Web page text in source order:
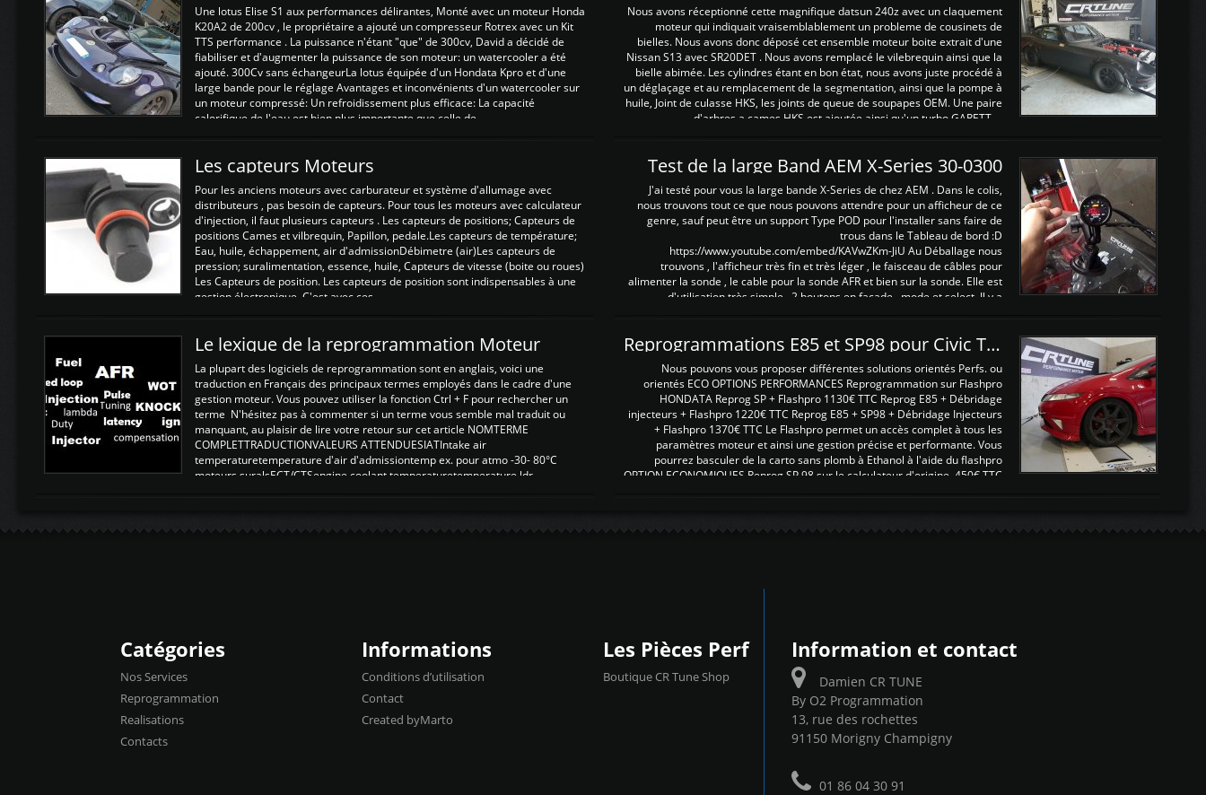
Une lotus Elise S1 aux performances délirantes, Monté avec un moteur Honda
K20A2 de 200cv , le propriétaire a ajouté un compresseur Rotrex avec un Kit
TTS performance . La puissance n'étant "que" de 300cv, David a décidé de
fiabiliser et d'augmenter la puissance de son moteur: un watercooler a été
ajouté. 300Cv sans échangeurLa lotus équipée d'un Hondata Kpro et d'une
large bande pour le réglage Avantages et inconvénients d'un watercooler sur
un moteur compressé: Un refroidissement plus efficace: La capacité
calorifique de l'eau est bien plus importante que celle de ...
Nous avons réceptionné cette magnifique datsun 240z avec un claquement
moteur qui indiquait vraisemblablement un probleme de cousinets de
bielles. Nous avons donc déposé cet ensemble moteur boite extrait d'une
Nissan S13 avec SR20DET . Nous avons remplacé le vilebrequin ainsi que la
bielle abimée. Les cylindres étant en bon état, nous avons juste procédé à
un déglaçage et au remplacement de la segmentation, ainsi que la pompe à
huile, Joint de culasse HKS, les joints de queue de soupapes OEM. Une paire
d'arbres a cames HKS est ajoutée ainsi qu'un turbo GARETT ...
Les capteurs Moteurs
Pour les anciens moteurs avec carburateur et système d'allumage avec
distributeurs , pas besoin de capteurs. Pour tous les moteurs avec calculateur
d'injection, il faut plusieurs capteurs . Les capteurs de positions; Capteurs de
positions Cames et vilbrequin, Papillon, pedale.Les capteurs de température;
Eau, huile, échappement, air d'admissionDébimetre (air)Les capteurs de
pression; suralimentation, essence, huile, Capteurs de vitesse (boite ou roues)
Les Capteurs de position. Les capteurs de position sont indispensables à une
gestion électronique. C'est avec ces ...
Test de la large Band AEM X-Series 30-0300
J'ai testé pour vous la large bande X-Series de chez AEM . Dans le colis,
nous trouvons tout ce que nous pouvons attendre pour un afficheur de ce
genre, sauf peut être un support Type POD pour l'installer sans faire de
trous dans le Tableau de bord :D
https://www.youtube.com/embed/KAVwZKm-JiU Au Déballage nous
trouvons , l'afficheur très fin et très léger , le faisceau de câbles pour
alimenter la sonde , le cable pour la sonde AFR et bien sur la sonde. Elle est
d'utilisation très simple , 2 boutons en façade , mode et select. Il y a
Le lexique de la reprogrammation Moteur
La plupart des logiciels de reprogrammation sont en anglais, voici une
traduction en Français des principaux termes employés dans le cadre d'une
gestion moteur. Vous pouvez utiliser la fonction Ctrl + F pour rechercher un
terme N'hésitez pas à commenter si un terme vous semble mal traduit ou
manquant, au plaisir de lire votre retour sur cet article NOMTERME
COMPLETTRADUCTIONVALEURS ATTENDUESIATIntake air
temperaturetemperature d'air d'admissiontemp ex. pour atmo -30- 80°C
moteurs suralsECT/CTSengine coolant temperaturetemperature ldr
Reprogrammations E85 et SP98 pour Civic Type R FN2
Nous pouvons vous proposer différentes solutions orientés Perfs. ou
orientés ECO OPTIONS PERFORMANCES Reprogrammation sur Flashpro
HONDATA Reprog SP + Flashpro 1130€ TTC Reprog E85 + Débridage
injecteurs + Flashpro 1220€ TTC Reprog E85 + SP98 + Débridage Injecteurs
+ Flashpro 1370€ TTC Le Flashpro permet un accès complet à tous les
paramètres moteur et ainsi une gestion précise et performante. Vous
pourrez basculer de la carto sans plomb à Ethanol à l'aide du flashpro
OPTION ECONOMIQUES Reprog SP 98 sur le calculateur d'origine 450€ TTC
Catégories
Nos Services
Reprogrammation
Realisations
Contacts
Informations
Conditions d’utilisation
Contact
Created byMarto
Les Pièces Perf
Boutique CR Tune Shop
Information et contact
Damien CR TUNE
By O2 Programmation
13, rue des rochettes
91150 Morigny Champigny
01 86 04 30 91